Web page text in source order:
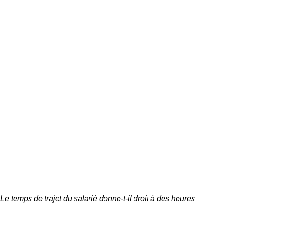
Le temps de trajet du salarié donne-t-il droit à des heures